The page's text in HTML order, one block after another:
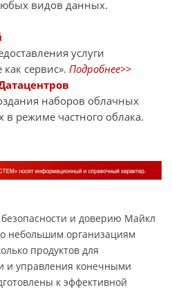
видов данных.
услуги
сервис». Подробнее>>
наборов облачных
режиме частного облака.
и доверию Майкл
небольшим организациям
продуктов для
и управления конечными
к эффективной